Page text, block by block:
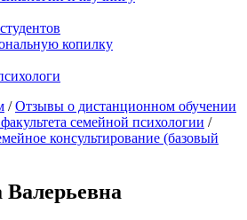
копилку
/Отзывы о дистанционном обучении
семейной психологии /
консультирование (базовый